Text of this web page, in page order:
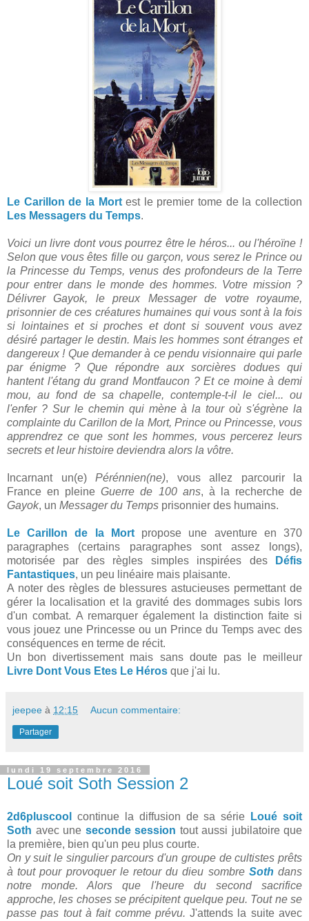
Le Carillon de la Mortest le premier tome de la collection
Les Messagers du Temps.
Voici un livre dont vous pourrez être le héros... ou l'héroïne !
Selon que vous êtes fille ou garçon, vous serez le Prince ou
la Princesse du Temps, venus des profondeurs de la Terre
pour entrer dans le monde des hommes. Votre mission ?
Délivrer Gayok, le preux Messager de votre royaume,
prisonnier de ces créatures humaines qui vous sont à la fois
si lointaines et si proches et dont si souvent vous avez
désiré partager le destin. Mais les hommes sont étranges et
dangereux ! Que demander à ce pendu visionnaire qui parle
par énigme ? Que répondre aux sorcières dodues qui
hantent l'étang du grand Montfaucon ? Et ce moine à demi
mou, au fond de sa chapelle, contemple-t-il le ciel... ou
l'enfer ? Sur le chemin qui mène à la tour où s'égrène la
complainte du Carillon de la Mort, Prince ou Princesse, vous
apprendrez ce que sont les hommes, vous percerez leurs
secrets et leur histoire deviendra alors la vôtre.
Incarnant un(e) Pérénnien(ne), vous allez parcourir la
France en pleineGuerre de 100 ans, à la recherche de
Gayok, un Messager du Temps prisonnier des humains.
Le Carillon de la Mortpropose une aventure en 370
paragraphes (certains paragraphes sont assez longs),
motorisée par des règles simples inspirées des
Défis
Fantastiques, un peu linéaire mais plaisante.
A noter des règles de blessures astucieuses permettant de
gérer la localisation et la gravité des dommages subis lors
d'un combat. A remarquer également la distinction faite si
vous jouez une Princesse ou un Prince du Temps avec des
conséquences en terme de récit.
Un bon divertissement mais sans doute pas le meilleur
Livre Dont Vous Etes Le Héros que j'ai lu.
jeepee à 12:15 Aucun commentaire:
Partager
lundi 19 septembre 2016
Loué soit Soth Session 2
2d6pluscool continue la diffusion de sa série
Loué soit
Soth avec une seconde session tout aussi jubilatoire que
la première, bien qu'un peu plus courte.
On y suit le singulier parcours d'un groupe de cultistes prêts
à tout pour provoquer le retour du dieu sombre Soth dans
notre monde. Alors que l'heure du second sacrifice
approche, les choses se précipitent quelque peu. Tout ne se
passe pas tout à fait comme prévu.J'attends la suite avec